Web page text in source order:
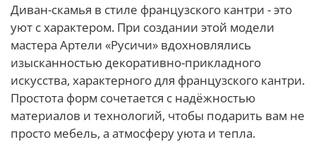
Диван-скамья в стиле французского кантри - это
уют с характером. При создании этой модели
мастера Артели «Русичи» вдохновлялись
изысканностью декоративно-прикладного
искусства, характерного для французского кантри.
Простота форм сочетается с надёжностью
материалов и технологий, чтобы подарить вам не
просто мебель, а атмосферу уюта и тепла.